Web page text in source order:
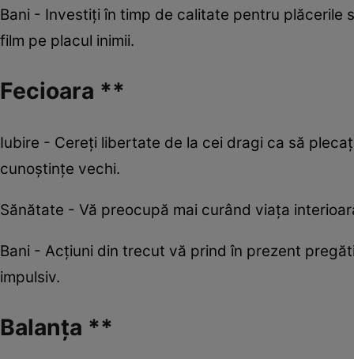
Bani - Investiți în timp de calitate pentru plăcerile
film pe placul inimii.
Fecioara **
Iubire - Cereți libertate de la cei dragi ca să
cunoștințe vechi.
Sănătate - Vă preocupă mai curând viața
Bani - Acțiuni din trecut vă prind în prezent
impulsiv.
Balanța **